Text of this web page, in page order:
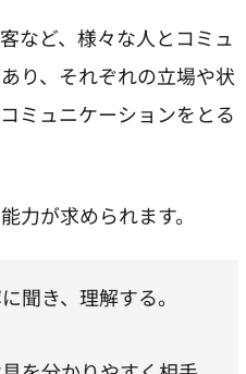
など、様々な人とコミュ
り、それぞれの立場や状
ミュニケーションをとる
力が求められます。
聞き、理解する。